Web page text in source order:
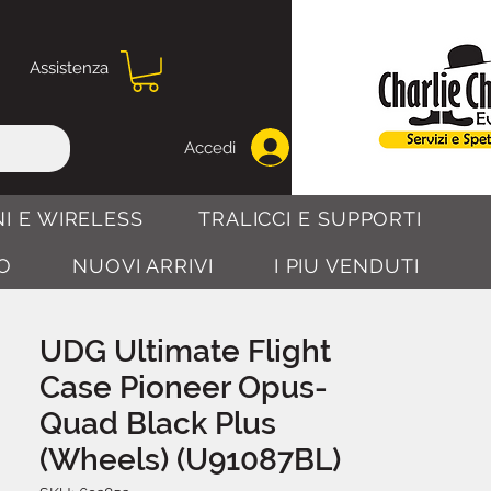
Assistenza
Accedi
E WIRELESS TRALICCI E SUPPORTI
NUOVI ARRIVI I PIU VENDUTI
UDG Ultimate Flight
Case Pioneer Opus-
Quad Black Plus
(Wheels) (U91087BL)